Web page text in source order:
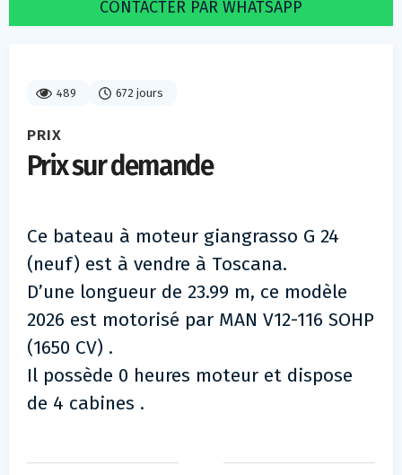
489 672 jours
PRIX
Prix sur demande
Ce bateau à moteur giangrasso G 24
(neuf) est à vendre à Toscana.
D’une longueur de 23.99 m, ce modèle
2026 est motorisé par MAN V12-116 SOHP
(1650 CV) .
Il possède 0 heures moteur et dispose
de 4 cabines .
CONTACTER PAR WHATSAPP